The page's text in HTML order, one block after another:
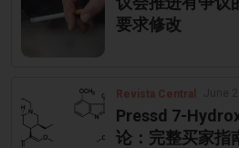
要求修改
Revista Central
Pressd 7-
论：完整买家指